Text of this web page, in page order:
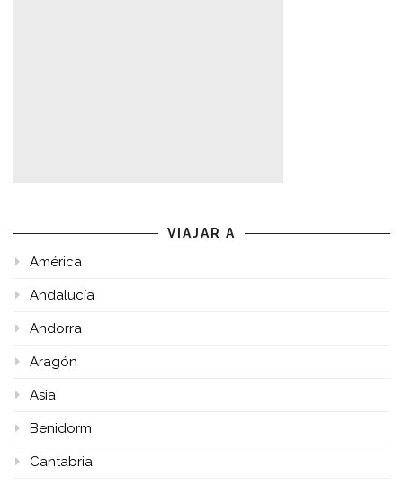
VIAJAR A
América
Andalucía
Andorra
Aragón
Asia
Benidorm
Cantabria